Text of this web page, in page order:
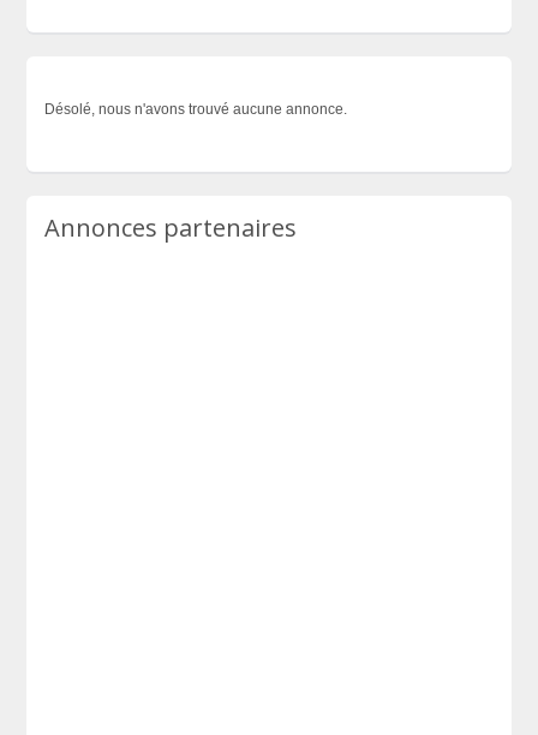
Désolé, nous n'avons trouvé aucune annonce.
Annonces partenaires